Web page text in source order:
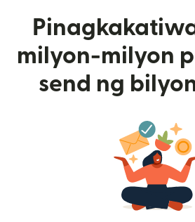
milyon-milyon
send ng